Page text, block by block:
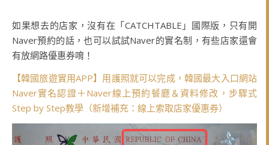
如果想去的店家，沒有在「CATCHTABLE」國際版，只有開
Naver預約的話，也可以試試Naver的實名制，有些店家還會
有放網路優惠券唷！
【韓國旅遊實用APP】用護照就可以完成，韓國最大入口網站
Naver實名認證＋Naver線上預約餐廳＆資料修改，步驟式
Step by Step教學（新增補充：線上索取店家優惠券）